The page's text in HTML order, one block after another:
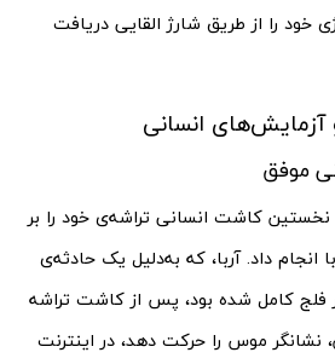
خود را از طریق شارژ القایی دریافت
انسانی
موفق
نورالینک نخستین کاشت انسانی تراشه‌ی خود را بر
انجام داد. آربا، که به‌دلیل یک حادثه‌ی
در سال ۲۰۱۶ دچار فلج کامل شده بود، پس از کاشت تراشه
نشانگر موس را حرکت دهد، در اینترنت